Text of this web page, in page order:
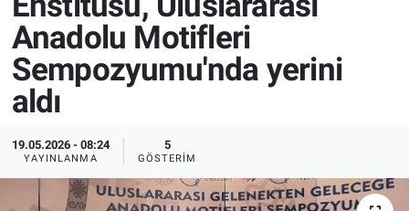
Anadolu Motifleri
Sempozyumu'nda yerini
aldı
19.05.2026 - 08:24
YAYINLANMA
5
GÖSTERIM
İletişim
Künye
Tüm Manşetler
Son Dakika Haberleri
Haber Arşivi